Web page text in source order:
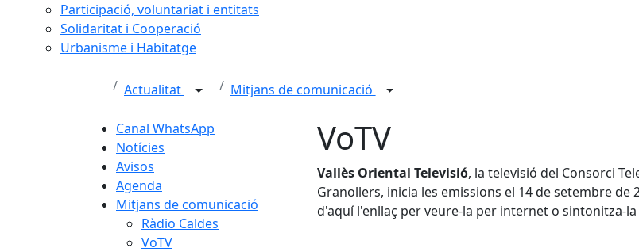
Participació, voluntariat i entitats
Solidaritat i Cooperació
Urbanisme i Habitatge
Actualitat Mitjans de comunicació
Canal WhatsApp
Notícies
Avisos
Agenda
Mitjans de comunicació
Ràdio Caldes
VoTV
VoTV
Vallès Oriental Televisió, la televisió del Consorci
Granollers, inicia les emissions el 14 de setembre de
d'aquí l'enllaç per veure-la per internet o sintonitza-la